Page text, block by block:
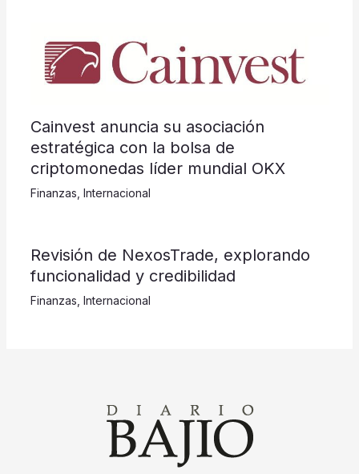
Cainvest anuncia su asociación
estratégica con la bolsa de
criptomonedas líder mundial OKX
Finanzas Internacional
Revisión de NexosTrade, explorando
funcionalidad y credibilidad
Finanzas Internacional